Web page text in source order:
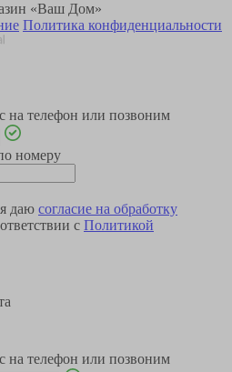
«Ваш Дом»
Политика конфиденциальности
на телефон или позвоним
номеру
даю согласие на обработку
с Политикой
на телефон или позвоним